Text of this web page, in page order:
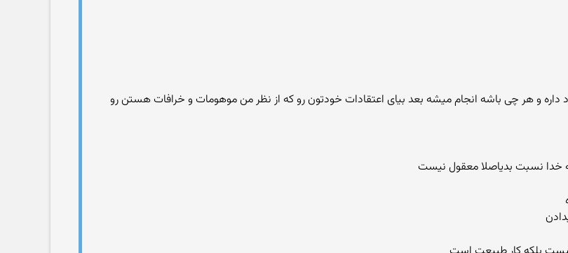
و هر چی باشه انجام میشه بعد بیای اعتقادات خودتون رو که از نظر من موهومات و خرافات هستن رو
خدا نسبت بدیاصلا معقول نیست